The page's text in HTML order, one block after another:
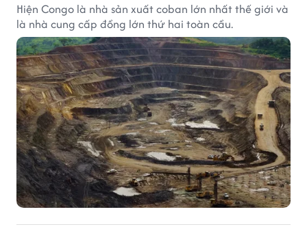
Hiện Congo là nhà sản xuất coban lớn nhất thế giới và
là nhà cung cấp đồng lớn thứ hai toàn cầu.